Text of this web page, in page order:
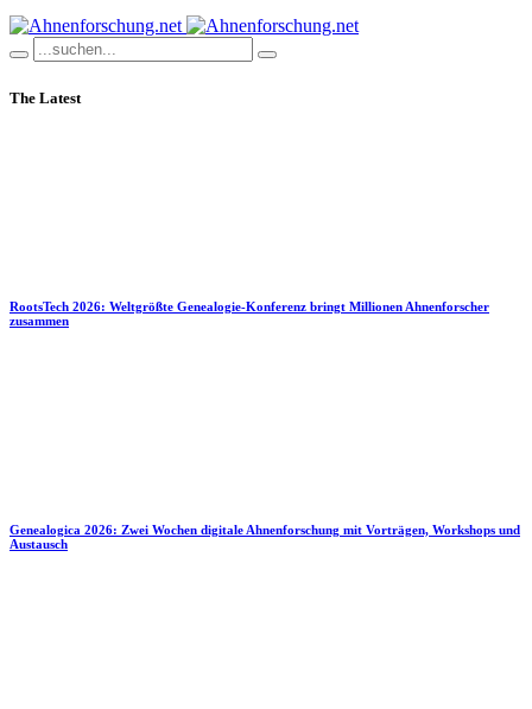
The Latest
RootsTech 2026: Weltgrößte Genealogie-Konferenz bringt Millionen Ahnenforscher
zusammen
Genealogica 2026: Zwei Wochen digitale Ahnenforschung mit Vorträgen, Workshops und
Austausch